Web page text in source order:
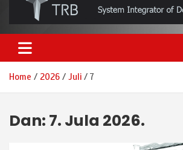
Home 2026 Juli 7
Dan: 7. Jula 2026.